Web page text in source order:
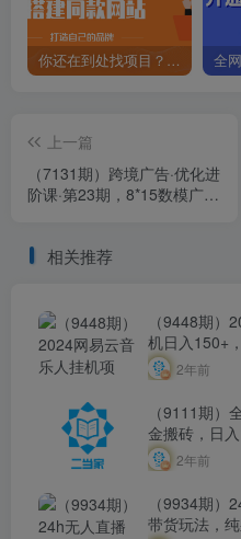
你还在到处找项目？还在当韭菜？我靠卖项目一个月收入5万+，曾经我也是个失败者。
上一篇
（7131期）跨境广告·优化进
阶课·第23期，8*15数模广告
相关推荐
（9448期）
机日入150+
2年前
（9111期）
金搬砖，日
学
2年前
（9934期）
带货玩法，